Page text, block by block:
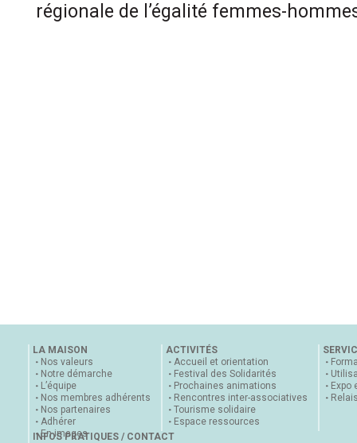
régionale de l’égalité femmes-
LA MAISON
Nos valeurs
Notre démarche
L’équipe
Nos membres adhérents
Nos partenaires
Adhérer
En images
ACTIVITÉS
Accueil et orientation
Festival des Solidarités
Prochaines animations
Rencontres inter-associatives
Tourisme solidaire
Espace ressources
Expo
INFOS PRATIQUES / CONTACT